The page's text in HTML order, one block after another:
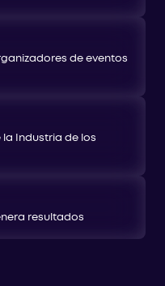
de eventos
la Industria de los
resultados